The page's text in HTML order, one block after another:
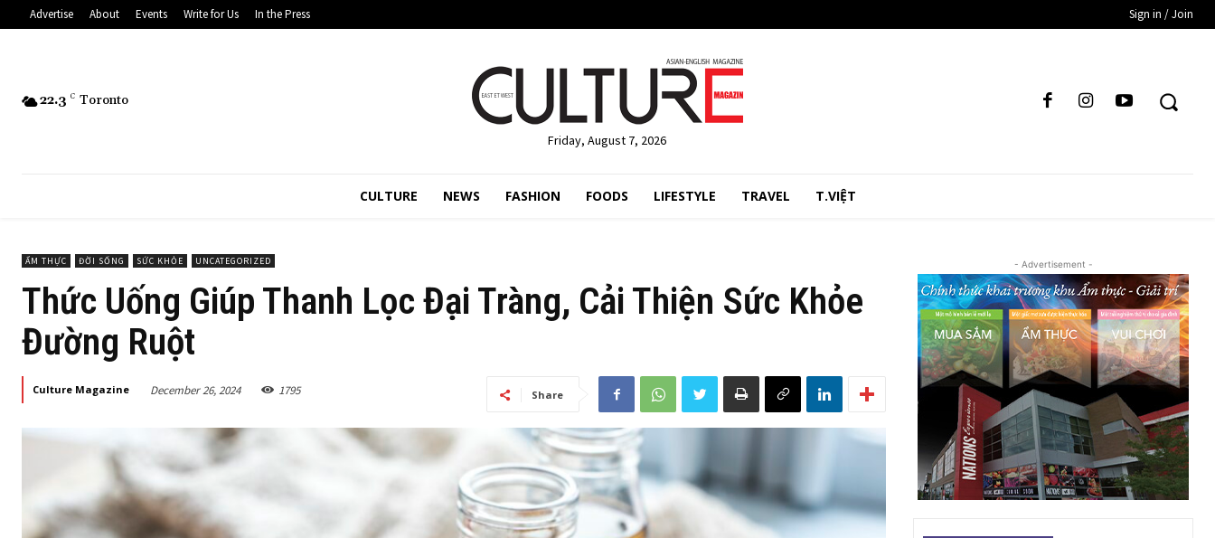
Advertise About Events Write for Us In the Press Sign in / Join
22.3 C Toronto
Friday, August 7, 2026
CULTURE NEWS FASHION FOODS LIFESTYLE TRAVEL T.VIỆT
ẨM THỰC ĐỜI SỐNG SỨC KHỎE UNCATEGORIZED
Thức Uống Giúp Thanh Lọc Đại Tràng, Cải Thiện Sức Khỏe
Đường Ruột
Culture Magazine December 26, 2024 1795 Share
- Advertisement -